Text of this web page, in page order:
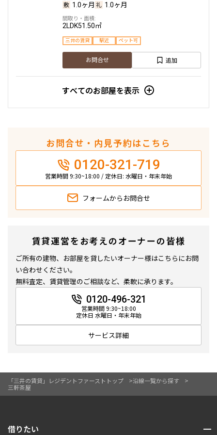
「三井の賃貸」レジデントファーストトップ
沿線一覧から探す
三軒茶屋
1.0ヶ月 1.0ヶ月
2LDK51.50㎡
三井の賃貸 駅近 ペット可
お問合せ 追加
すべてのお部屋を表示
お問合せ・内見予約はこちら
0120-321-719
営業時間 9:30~18:00 / 定休日: 水曜日・年末年始
フォームから お問合せ
賃貸運営をお考えのオーナーの皆様
ご所有の建物、お部屋を貸したいオーナー様はこちらにお問
い合わせください。
無料査定、賃貸管理のご相談など、柔軟に承ります。
0120-496-321
営業時間 9:30~18:00
定休日 水曜日・年末年始
サービス詳細
借りたい 開閉